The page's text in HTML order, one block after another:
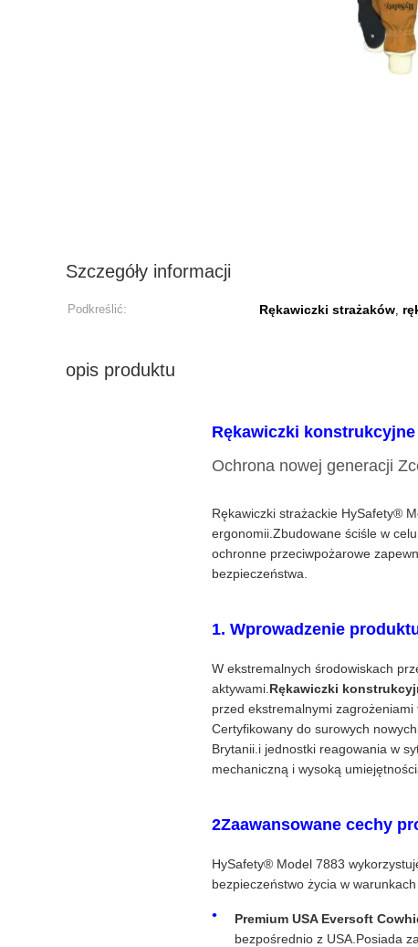
Szczegóły informacji
Podkreślić: Rękawiczki strażaków,
opis produktu
Rękawiczki
Ochrona nowej generacji
Rękawiczki strażackie HySafety®
ergonomii.Zbudowane ściśle w
ochronne przeciwpożarowe
bezpieczeństwa.
1. Wprowadzenie
W ekstremalnych środowiskach
aktywami. Rękawiczki
przed ekstremalnymi
Certyfikowany do surowych nowych
Brytanii.i jednostki reagowania w
mechaniczną i wysoką
2Zaawansowane cechy
HySafety® Model 7883
bezpieczeństwo życia w
Premium USA Eversoft
bezpośrednio z USA.Posiada